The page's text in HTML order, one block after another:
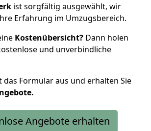
ist sorgfältig ausgewählt, wir
Erfahrung im Umzugsbereich.
Kostenübersicht? Dann holen
und unverbindliche
das Formular aus und erhalten Sie
Angebote erhalten